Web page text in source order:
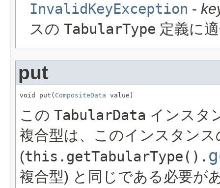
InvalidKeyException -
スの TabularType 定義に
put
void put( CompositeData value)
この TabularData インスタ
複合型は、このインスタンス
(this.getTabularType().
複合型) と同じである必要が